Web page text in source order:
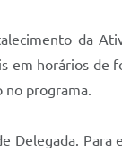
da
em horários
no programa.